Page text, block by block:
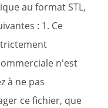
au format STL,
: 1. Ce
n'est
à ne pas
ce fichier, que